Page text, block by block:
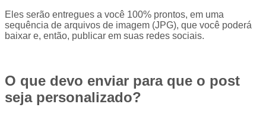
Eles serão entregues a você 100% prontos, em uma
sequência de arquivos de imagem (JPG), que você poderá
baixar e, então, publicar em suas redes sociais.
O que devo enviar para que o post
seja personalizado?